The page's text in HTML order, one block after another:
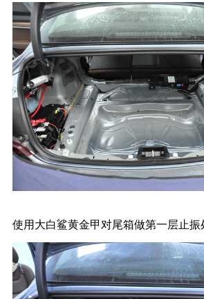
使用大白鲨黄金甲对尾箱做第一层止振